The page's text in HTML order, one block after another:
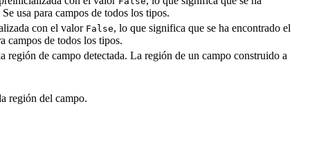
Se usa para campos de todos los tipos.
con el valor False, lo que significa que se ha encontrado el
campos de todos los tipos.
de campo detectada. La región de un campo construido a
región del campo.